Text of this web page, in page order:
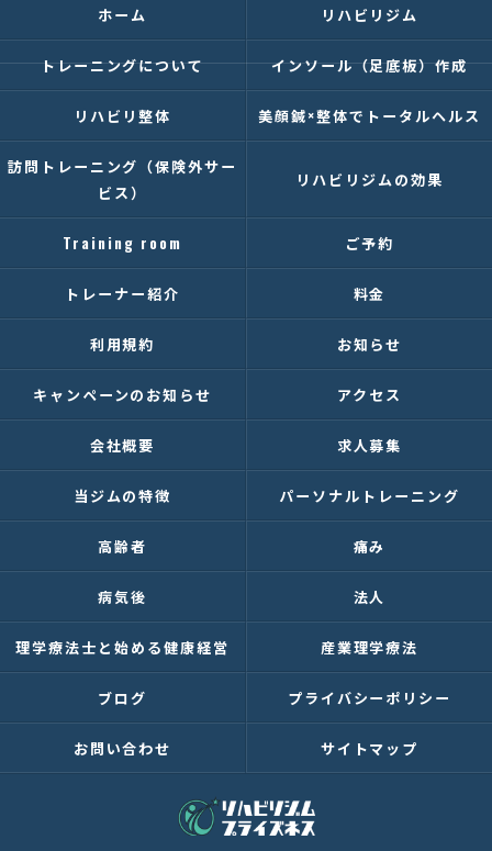
ホーム リハビリジム
トレーニングについて インソール（足底板）作成
リハビリ整体 美顔鍼×整体でトータルヘルス
訪問トレーニング（保険外サー
ビス）
リハビリジムの効果
Training room ご予約
トレーナー紹介 料金
利用規約 お知らせ
キャンペーンのお知らせ アクセス
会社概要 求人募集
当ジムの特徴 パーソナルトレーニング
高齢者 痛み
病気後 法人
理学療法士と始める健康経営 産業理学療法
ブログ プライバシーポリシー
お問い合わせ サイトマップ